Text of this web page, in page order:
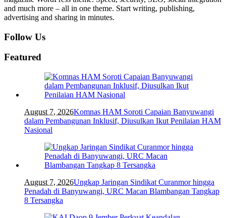
and much more – all in one theme. Start writing, publishing,
advertising and sharing in minutes.
Follow Us
Featured
August 7, 2026Komnas HAM Soroti Capaian Banyuwangi
dalam Pembangunan Inklusif, Diusulkan Ikut Penilaian HAM
Nasional
August 7, 2026Ungkap Jaringan Sindikat Curanmor hingga
Penadah di Banyuwangi, URC Macan Blambangan Tangkap
8 Tersangka